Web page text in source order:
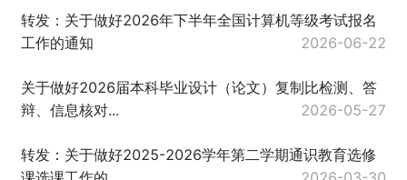
转发：关于做好2026年下半年全国计算机等级考试报名
工作的通知
2026-06-22
关于做好2026届本科毕业设计（论文）复制比检测、答
辩、信息核对...
2026-05-27
转发：关于做好2025-2026学年第二学期通识教育选修